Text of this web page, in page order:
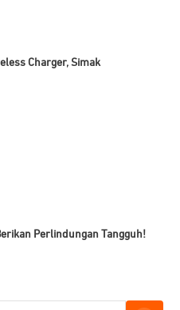
Charger, Simak
Perlindungan Tangguh!